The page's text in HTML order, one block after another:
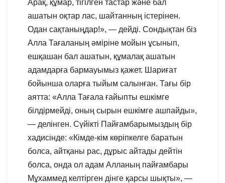
Арақ, құмар, тігілген тастар және бал
ашатын оқтар лас, шайтанның істерінен.
Одан сақтаныңдар!», — дейді. Сондықтан біз
Алла Тағаланың әміріне мойын ұсынып,
ешқашан бал ашатын, құмалақ ашатын
адамдарға бармауымыз қажет. Шариғат
бойынша оларға тыйым салынған. Тағы бір
аятта: «Алла Тағала ғайыпты ешкімге
білдірмейді, оның сырын ешкімге ашпайды»,
— делінген. Сүйікті Пайғамбарымыздың бір
хадисінде: «Кімде-кім көріпкелге баратын
болса, айтқаны рас, дұрыс айтады дейтін
болса, онда ол адам Алланың пайғамбары
Мұхаммед келтірген дінге қарсы шықты», —